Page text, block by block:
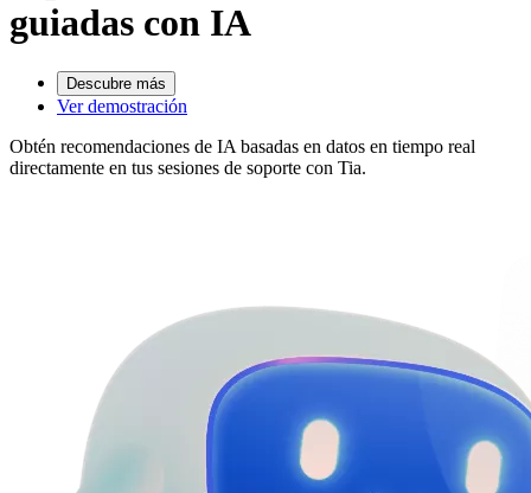
guiadas con IA
Descubre más
Ver demostración
Obtén recomendaciones de IA basadas en datos en tiempo real
directamente en tus sesiones de soporte con Tia.